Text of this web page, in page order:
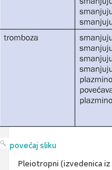
povećaj sliku
Pleiotropni (izvedenica iz